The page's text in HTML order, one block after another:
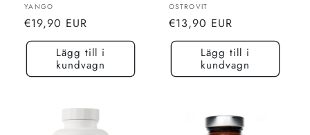
Säljare:
YANGO
Normalt
pris
€19,90 EUR
Lägg till i
kundvagn
Säljare:
OSTROVIT
Normalt
pris
€13,90 EUR
Lägg till i
kundvagn